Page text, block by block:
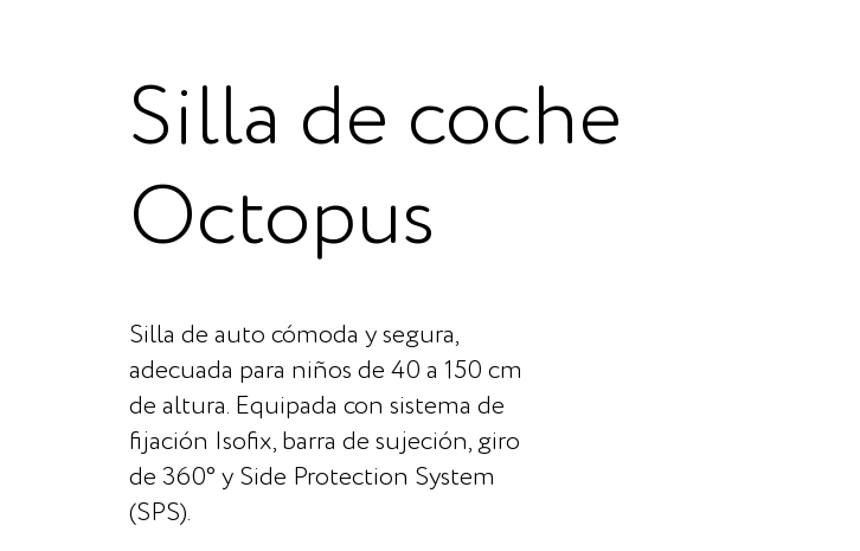
Silla de coche
Octopus
Silla de auto cómoda y segura,
adecuada para niños de 40 a 150 cm
de altura. Equipada con sistema de
fijación Isofix, barra de sujeción, giro
de 360° y Side Protection System
(SPS).